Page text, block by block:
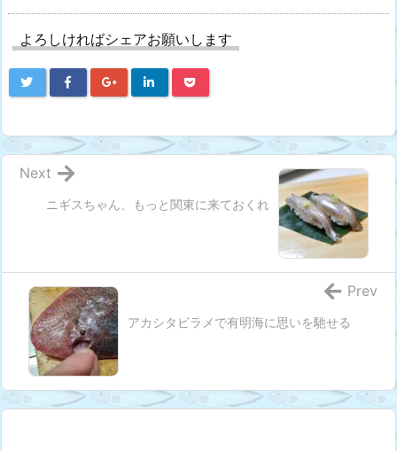
よろしければシェアお願いします
ニギスちゃん、もっと関東に来ておくれ
Next
アカシタビラメで有明海に思いを馳せる
Prev